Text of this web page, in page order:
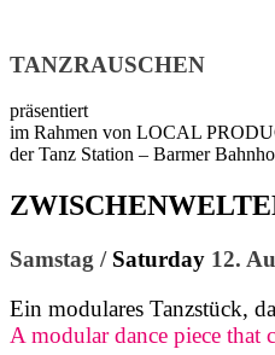
TANZRAUSCHEN
präsentiert
im Rahmen von LOCAL
der Tanz Station – Barmer
Samstag / Saturday 12.
Ein modulares Tanzstück,
A modular dance piece that